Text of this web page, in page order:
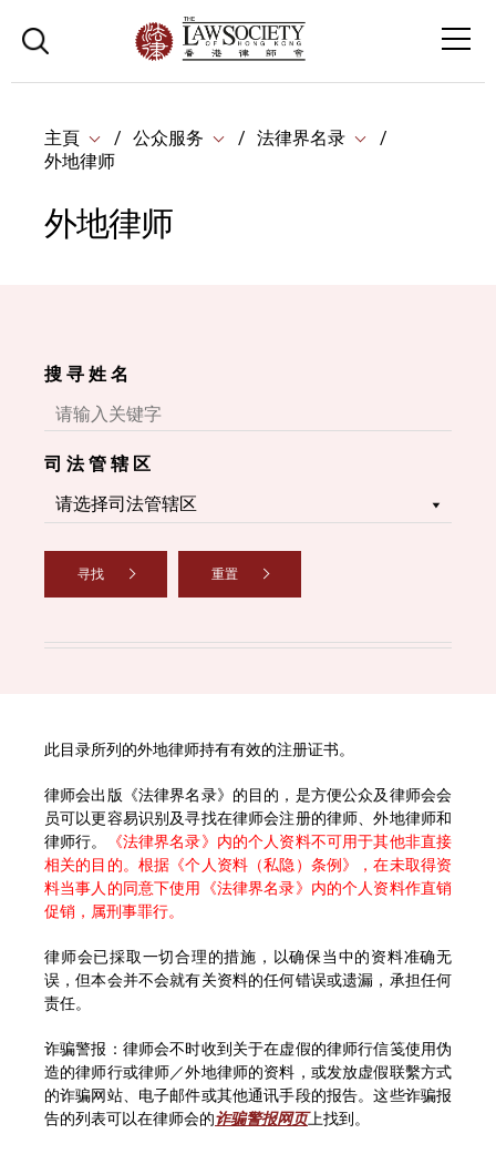
主頁 公众服务
法律界名录
外地律师
外地律师
搜 寻 姓 名
司 法 管 辖 区
寻找 重置
此目录所列的外地律师持有有效的注册证书。
律师会出版《法律界名录》的目的，是方便公众及律师会会
员可以更容易识别及寻找在律师会注册的律师、外地律师和
律师行。
《法律界名录》内的个人资料不可用于其他非直接
相关的目的。根据《个人资料（私隐）条例》，在未取得资
料当事人的同意下使用《法律界名录》内的个人资料作直销
促销，属刑事罪行。
律师会已採取一切合理的措施，以确保当中的资料准确无
误，但本会并不会就有关资料的任何错误或遗漏，承担任何
责任。
诈骗警报：律师会不时收到关于在虚假的律师行信笺使用伪
造的律师行或律师／外地律师的资料，或发放虚假联繫方式
的诈骗网站、电子邮件或其他通讯手段的报告。这些诈骗报
告的列表可以在律师会的诈骗警报网页上找到。